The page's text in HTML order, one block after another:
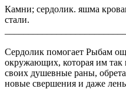
Камни; сердолик. яшма
стали.
Сердолик помогает Рыбам
окружающих, которая им
своих душевные раны,
новые свершения и даже